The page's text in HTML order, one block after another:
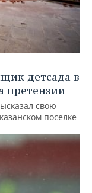
детсада в
претензии
свою
поселке